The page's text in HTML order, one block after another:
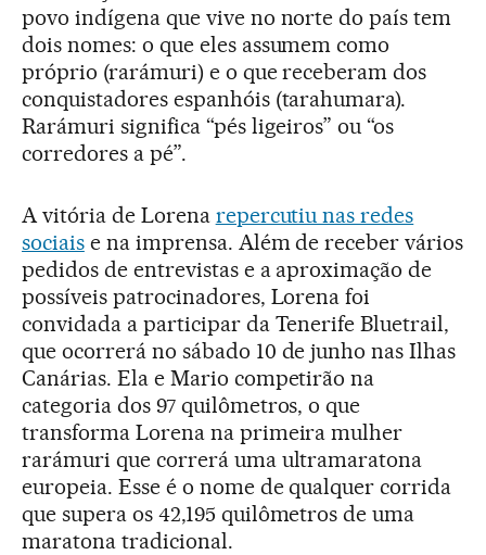
povo indígena que vive no norte do país tem
dois nomes: o que eles assumem como
próprio (rarámuri) e o que receberam dos
conquistadores espanhóis (tarahumara).
Rarámuri significa “pés ligeiros” ou “os
corredores a pé”.
A vitória de Lorena repercutiu nas redes
sociaise na imprensa. Além de receber vários
pedidos de entrevistas e a aproximação de
possíveis patrocinadores, Lorena foi
convidada a participar da Tenerife Bluetrail,
que ocorrerá no sábado 10 de junho nas Ilhas
Canárias. Ela e Mario competirão na
categoria dos 97 quilômetros, o que
transforma Lorena na primeira mulher
rarámuri que correrá uma ultramaratona
europeia. Esse é o nome de qualquer corrida
que supera os 42,195 quilômetros de uma
maratona tradicional.